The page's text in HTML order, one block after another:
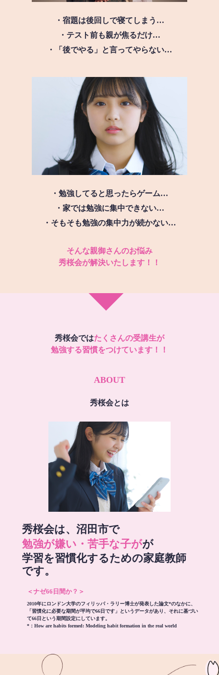
・宿題は後回しで寝てしまう…
・テスト前も親が焦るだけ…
・「後でやる」と言ってやらない…
・勉強してると思ったらゲーム…
・家では勉強に集中できない…
・そもそも勉強の集中力が続かない…
そんな親御さんのお悩み
秀桜会が解決いたします！！
秀桜会ではたくさんの受講生が
勉強する習慣をつけています！！
ABOUT
秀桜会とは
秀桜会は、沼田市で
勉強が嫌い・苦手な子がが
学習を習慣化するための家庭教師
です。
＜ナゼ66日間か？＞
2010年にロンドン大学のフィリッパ・ラリー博士が発表した論文*のなかに、
「習慣化に必要な期間が平均で66日です」というデータがあり、それに基づい
て66日という期間設定にしています。
*： How are habits formed: Modeling habit formation in the real world